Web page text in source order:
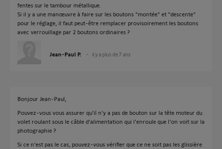
fentes sur le tambour métallique.
Si il y a une manœuvre à faire sur les boutons "montée" et "descente"
pour le réglage, il faut peut-être remplacer provisoirement les boutons
avec verrouillage par 2 boutons ordinaires ?
Jean-Paul P. il y a plus de 7 ans
Bonjour Jean-Paul,
Pouvez-vous vous assurer qu'il n'y a pas de bouton sur la tête moteur du
volet roulant sous le câble d'alimentation qui l'enroule que l'on voit sur la
photographie ?
Si ce n'est pas le cas, pouvez-vous vérifier que ce ne soit pas les glissière